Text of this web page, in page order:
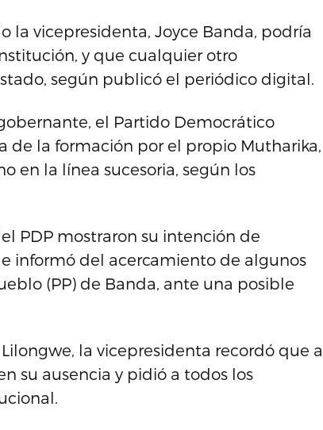
la vicepresidenta, Joyce Banda, podría
y que cualquier otro
según publicó el periódico digital.
el Partido Democrático
de la formación por el propio Mutharika,
en la línea sucesoria, según los
PDP mostraron su intención de
informó del acercamiento de algunos
(PP) de Banda, ante una posible
la vicepresidenta recordó que a
su ausencia y pidió a todos los